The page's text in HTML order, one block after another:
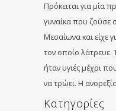
Πρόκειται για μία
γυναίκα που ζούσε
Μεσαίωνα και είχε
τον οποίο λάτρευε.
ήταν υγιές μέχρι
να τρώει. Η
Kατηγορίες